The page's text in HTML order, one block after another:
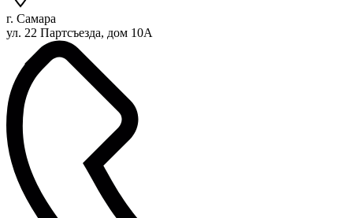
г. Самара
ул. 22 Партсъезда, дом 10А